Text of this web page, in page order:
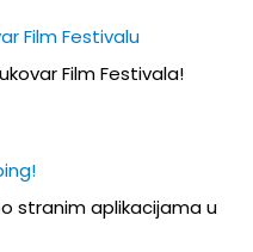
Film Festivalu
Film Festivala!
stranim aplikacijama u